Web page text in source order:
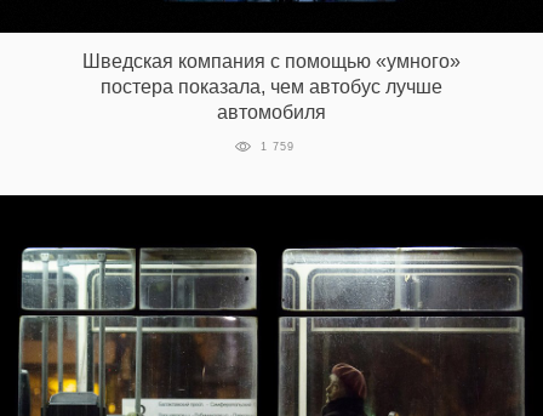
Шведская компания с помощью «умного»
постера показала, чем автобус лучше
автомобиля
1 759